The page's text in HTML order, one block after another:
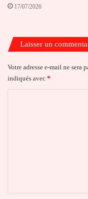
17/07/2026
Laisser un
Votre adresse e-mail ne sera
indiqués avec *